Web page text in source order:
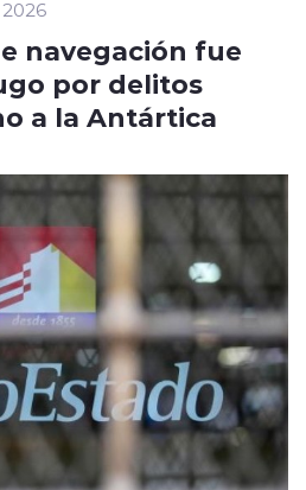
navegación fue
por delitos
a la Antártica